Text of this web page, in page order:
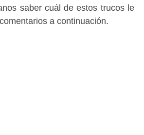
saber cuál de estos trucos le
a continuación.